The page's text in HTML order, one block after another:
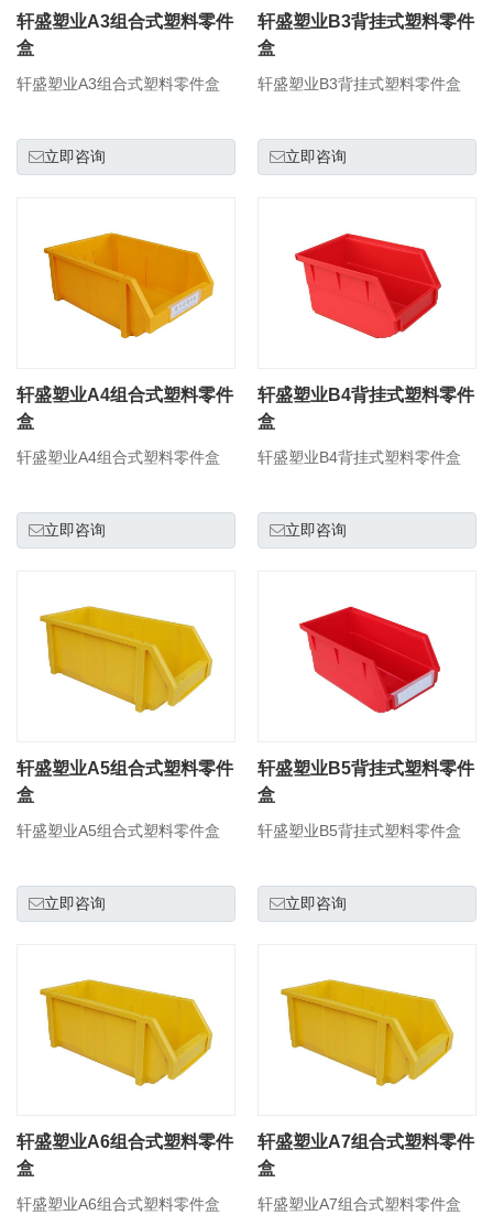
轩盛塑业A3组合式塑料零件
盒
轩盛塑业A3组合式塑料零件盒
立即咨询
轩盛塑业B3背挂式塑料零件
盒
轩盛塑业B3背挂式塑料零件盒
立即咨询
轩盛塑业A4组合式塑料零件
盒
轩盛塑业A4组合式塑料零件盒
立即咨询
轩盛塑业B4背挂式塑料零件
盒
轩盛塑业B4背挂式塑料零件盒
立即咨询
轩盛塑业A5组合式塑料零件
盒
轩盛塑业A5组合式塑料零件盒
立即咨询
轩盛塑业B5背挂式塑料零件
盒
轩盛塑业B5背挂式塑料零件盒
立即咨询
轩盛塑业A6组合式塑料零件
盒
轩盛塑业A6组合式塑料零件盒
轩盛塑业A7组合式塑料零件
盒
轩盛塑业A7组合式塑料零件盒